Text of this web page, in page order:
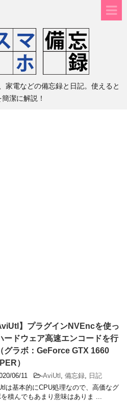
家電などの備忘録と日記。使えると
潔に解説！
】プラグインNVEncを使っ
ードウェア高速エンコードを行
グラボ：GeForce GTX 1660
）
06/11 -AviUtl 備忘録
日記
は基本的にCPU処理なので、高価なグ
積んでもあまり意味はありま ...